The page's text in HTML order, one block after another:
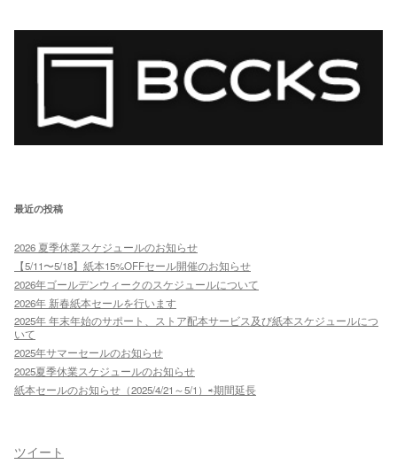
最近の投稿
2026 夏季休業スケジュールのお知らせ
【5/11〜5/18】紙本15%OFFセール開催のお知らせ
2026年ゴールデンウィークのスケジュールについて
2026年 新春紙本セールを行います
2025年 年末年始のサポート、ストア配本サービス及び紙本スケジュールにつ
いて
2025年サマーセールのお知らせ
2025夏季休業スケジュールのお知らせ
紙本セールのお知らせ（2025/4/21～5/1）⇨期間延長
ツイート